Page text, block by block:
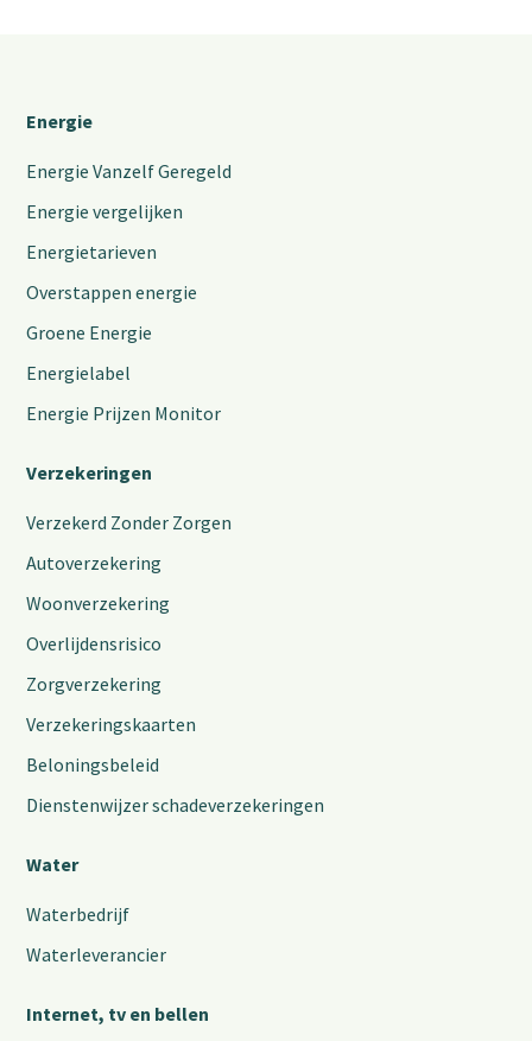
Energie
Energie Vanzelf Geregeld
Energie vergelijken
Energietarieven
Overstappen energie
Groene Energie
Energielabel
Energie Prijzen Monitor
Verzekeringen
Verzekerd Zonder Zorgen
Autoverzekering
Woonverzekering
Overlijdensrisico
Zorgverzekering
Verzekeringskaarten
Beloningsbeleid
Dienstenwijzer schadeverzekeringen
Water
Waterbedrijf
Waterleverancier
Internet, tv en bellen